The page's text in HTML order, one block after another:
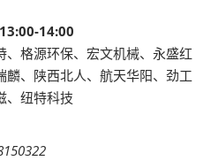
14:00
、格源环保、宏文机械、永盛红
麟、陕西北人、航天华阳、劲工
、纽特科技